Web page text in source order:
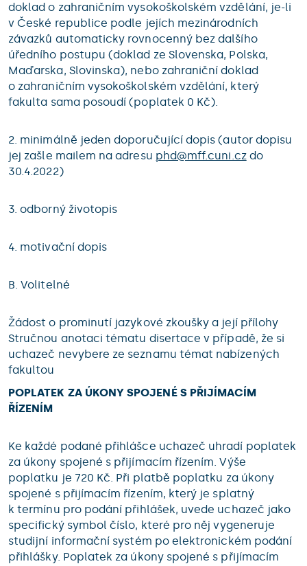
doklad o zahraničním vysokoškolském vzdělání, je-li
v České republice podle jejích mezinárodních
závazků automaticky rovnocenný bez dalšího
úředního postupu (doklad ze Slovenska, Polska,
Maďarska, Slovinska), nebo zahraniční doklad
o zahraničním vysokoškolském vzdělání, který
fakulta sama posoudí (poplatek 0 Kč).
2. minimálně jeden doporučující dopis (autor dopisu
jej zašle mailem na adresu phd@mff.cuni.czdo
30.4.2022)
3. odborný životopis
4. motivační dopis
B. Volitelné
Žádost o prominutí jazykové zkoušky a její přílohy
Stručnou anotaci tématu disertace v případě, že si
uchazeč nevybere ze seznamu témat nabízených
fakultou
POPLATEK ZA ÚKONY SPOJENÉ S PŘIJÍMACÍM
ŘÍZENÍM
Ke každé podané přihlášce uchazeč uhradí poplatek
za úkony spojené s přijímacím řízením. Výše
poplatku je 720 Kč. Při platbě poplatku za úkony
spojené s přijímacím řízením, který je splatný
k termínu pro podání přihlášek, uvede uchazeč jako
specifický symbol číslo, které pro něj vygeneruje
studijní informační systém po elektronickém podání
přihlášky. Poplatek za úkony spojené s přijímacím